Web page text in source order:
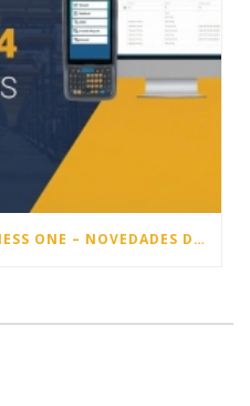
LISA WMS PARA SAP BUSINESS ONE – NOVEDADES DE LA VERSIÓN 25.4